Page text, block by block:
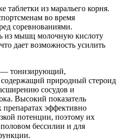
таблетки из маральего корня.
во время
соревнованиями.
из мышц молочную кислоту
дает возможность усилить
— тонизирующий,
природный стероид
сосудов и
Высокий показатель
препаратах эффективно
потенции, поэтому их
бессилии и для